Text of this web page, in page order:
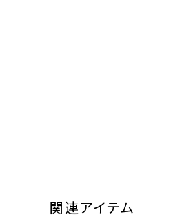
関連アイテム